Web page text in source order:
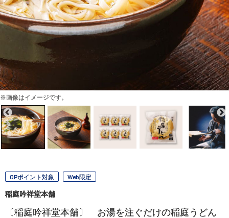
※画像はイメージです。
OPポイント対象 Web限定
稲庭吟祥堂本舗
〔稲庭吟祥堂本舗〕 お湯を注ぐだけの稲庭うどん